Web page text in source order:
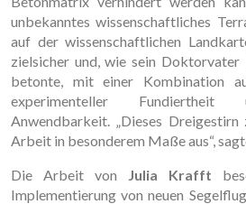
unbekanntes wissenschaftliches
auf der wissenschaftlichen
zielsicher und, wie sein
betonte, mit einer Kombination
experimenteller Fundiertheit
Anwendbarkeit. „Dieses Dreigestirn
Arbeit in besonderem Maße aus“,
Die Arbeit von Julia Krafft
Implementierung von neuen